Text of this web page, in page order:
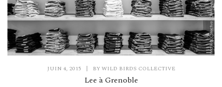
JUIN 4, 2015 | BYWILD BIRDS COLLECTIVE
Lee à Grenoble